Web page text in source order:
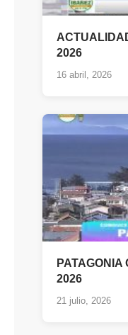
2026
16 abril, 2026
2026
21 julio, 2026